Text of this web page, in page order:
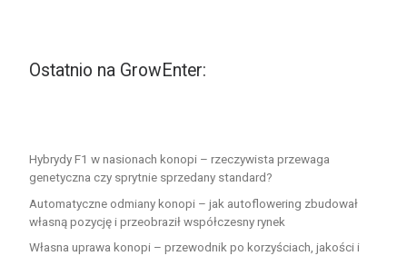
Ostatnio na GrowEnter:
Hybrydy F1 w nasionach konopi – rzeczywista przewaga
genetyczna czy sprytnie sprzedany standard?
Automatyczne odmiany konopi – jak autoflowering zbudował
własną pozycję i przeobraził współczesny rynek
Własna uprawa konopi – przewodnik po korzyściach, jakości i